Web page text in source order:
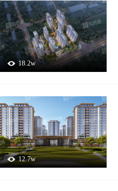
18.2w
12.7w